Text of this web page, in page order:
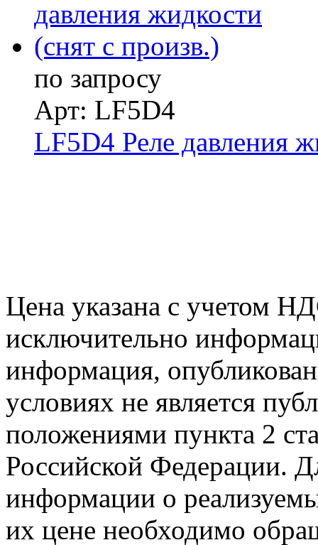
по запросу
Арт: LF5D4
LF5D4 Реле давления
Цена указана с учетом
исключительно
информация,
условиях не является
положениями пункта 2
Российской Федерации.
информации о
их цене необходимо